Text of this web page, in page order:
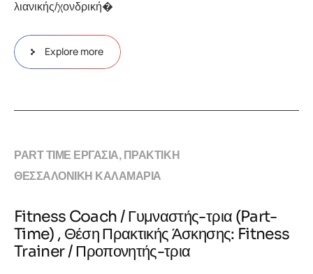
λιανικής/χονδρική�
Explore more
PART TIME ΕΡΓΑΣΙΑ, ΠΡΑΚΤΙΚΗ
ΘΕΣΣΑΛΟΝΙΚΗ ΚΑΛΑΜΑΡΙΑ
Fitness Coach / Γυμναστής-τρια (Part-
Time) , Θέση Πρακτικής Άσκησης: Fitness
Trainer / Προπονητής-τρια